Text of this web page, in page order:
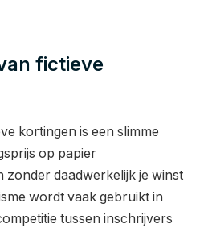
fictieve
kortingen is een slimme
op papier
zonder daadwerkelijk je winst
wordt vaak gebruikt in
tussen inschrijvers